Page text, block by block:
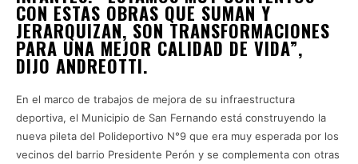
CON ESTAS OBRAS QUE SUMAN Y
JERARQUIZAN, SON TRANSFORMACIONES
PARA UNA MEJOR CALIDAD DE VIDA”,
DIJO ANDREOTTI.
En el marco de trabajos de mejora de su infraestructura
deportiva, el Municipio de San Fernando está construyendo la
nueva pileta del Polideportivo N°9 que era muy esperada por los
vecinos del barrio Presidente Perón y se complementa con otras